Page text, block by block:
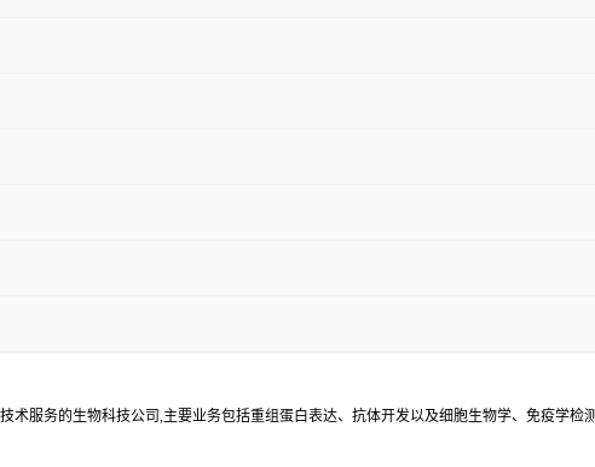
术服务的生物科技公司,主要业务包括重组蛋白表达、抗体开发以及细胞生物学、免疫学